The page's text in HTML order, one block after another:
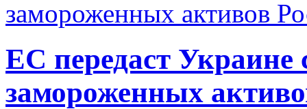
ЕС передаст Украине
замороженных